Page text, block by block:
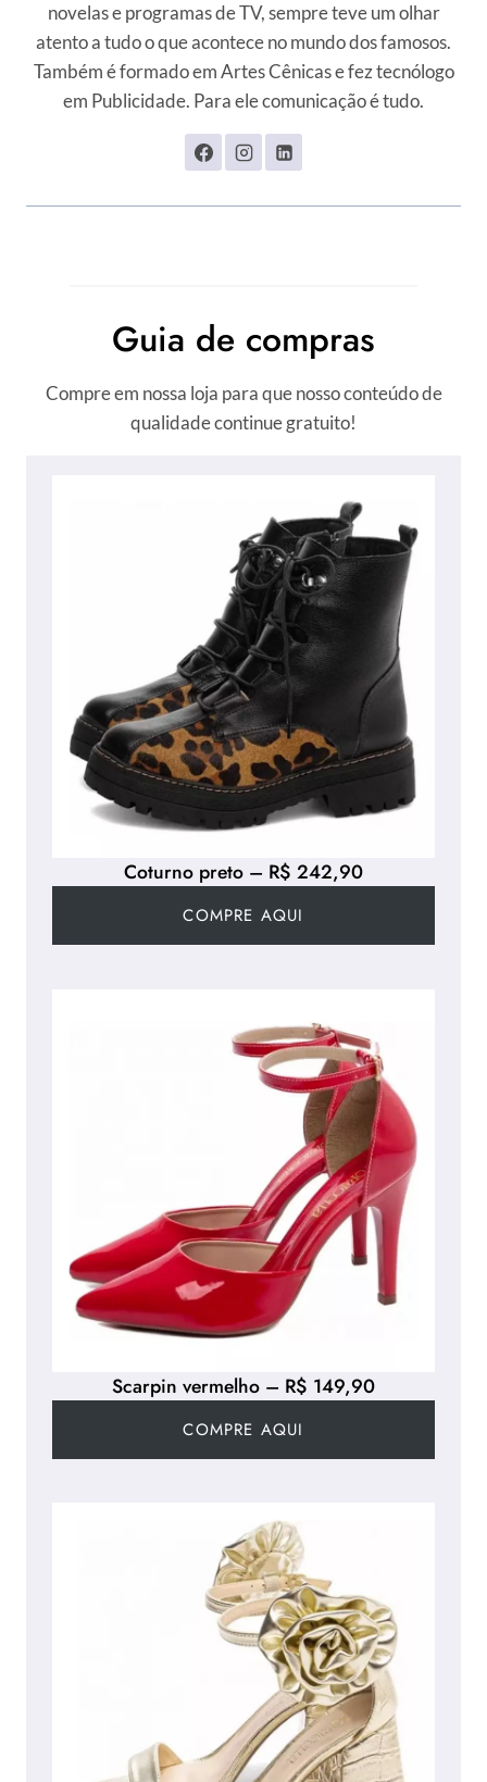
novelas e programas de TV, sempre teve um olhar
atento a tudo o que acontece no mundo dos famosos.
Também é formado em Artes Cênicas e fez tecnólogo
em Publicidade. Para ele comunicação é tudo.
Guia de compras
Compre em nossa loja para que nosso conteúdo de
qualidade continue gratuito!
Coturno preto – R$ 242,90
COMPRE AQUI
Scarpin vermelho – R$ 149,90
COMPRE AQUI